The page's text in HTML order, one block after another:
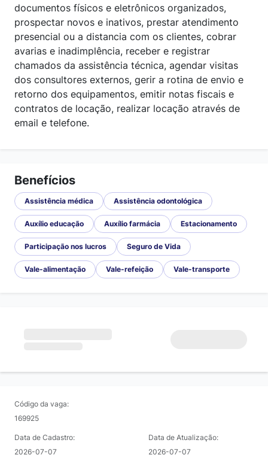
documentos físicos e eletrônicos organizados,
prospectar novos e inativos, prestar atendimento
presencial ou a distancia com os clientes, cobrar
avarias e inadimplência, receber e registrar
chamados da assistência técnica, agendar visitas
dos consultores externos, gerir a rotina de envio e
retorno dos equipamentos, emitir notas fiscais e
contratos de locação, realizar locação através de
email e telefone.
Benefícios
Assistência médica Assistência odontológica
Auxílio educação Auxílio farmácia Estacionamento
Participação nos lucros Seguro de Vida
Vale-alimentação Vale-refeição Vale-transporte
Código da vaga:
169925
Data de Cadastro:
2026-07-07
Data de Atualização:
2026-07-07